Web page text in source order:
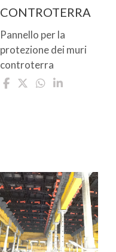
CONTROTERRA
Pannello per la
protezione dei muri
controterra